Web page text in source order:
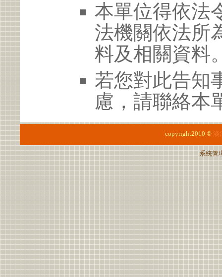
本單位得依法
法機關依法所
料及相關資料
若您對此告知
慮，請聯絡本
copyright2010 © 淡
系統管